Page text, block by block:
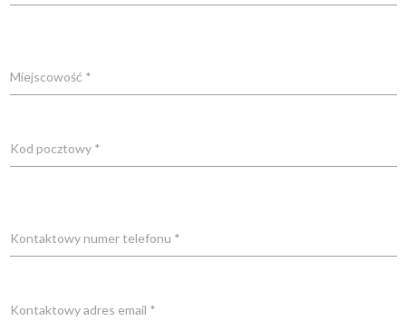
Miejscowość *
Kod pocztowy *
Kontaktowy numer telefonu *
Kontaktowy adres email *